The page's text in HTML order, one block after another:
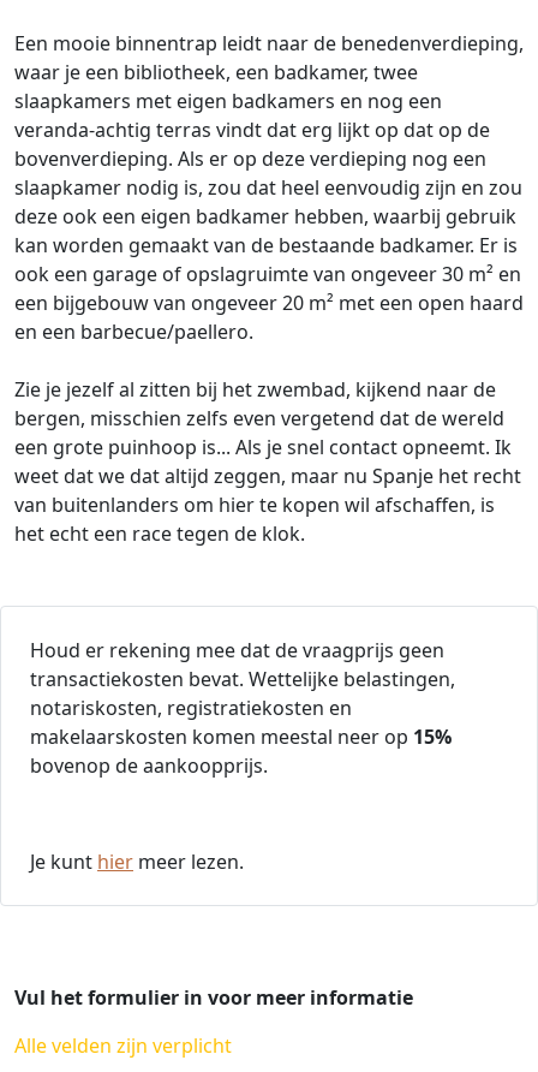
Een mooie binnentrap leidt naar de benedenverdieping,
waar je een bibliotheek, een badkamer, twee
slaapkamers met eigen badkamers en nog een
veranda-achtig terras vindt dat erg lijkt op dat op de
bovenverdieping. Als er op deze verdieping nog een
slaapkamer nodig is, zou dat heel eenvoudig zijn en zou
deze ook een eigen badkamer hebben, waarbij gebruik
kan worden gemaakt van de bestaande badkamer. Er is
ook een garage of opslagruimte van ongeveer 30 m² en
een bijgebouw van ongeveer 20 m² met een open haard
en een barbecue/paellero.
Zie je jezelf al zitten bij het zwembad, kijkend naar de
bergen, misschien zelfs even vergetend dat de wereld
een grote puinhoop is... Als je snel contact opneemt. Ik
weet dat we dat altijd zeggen, maar nu Spanje het recht
van buitenlanders om hier te kopen wil afschaffen, is
het echt een race tegen de klok.
Houd er rekening mee dat de vraagprijs geen
transactiekosten bevat. Wettelijke belastingen,
notariskosten, registratiekosten en
makelaarskosten komen meestal neer op 15%
bovenop de aankoopprijs.
Je kunt hier meer lezen.
Vul het formulier in voor meer informatie
Alle velden zijn verplicht